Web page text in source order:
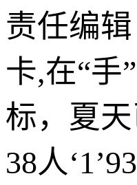
责任编
卡,在“手
标，夏
38人